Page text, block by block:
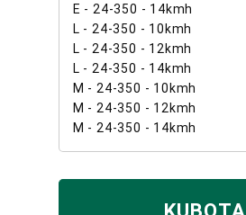
E - 24-350 - 14kmh
L - 24-350 - 10kmh
L - 24-350 - 12kmh
L - 24-350 - 14kmh
M - 24-350 - 10kmh
M - 24-350 - 12kmh
M - 24-350 - 14kmh